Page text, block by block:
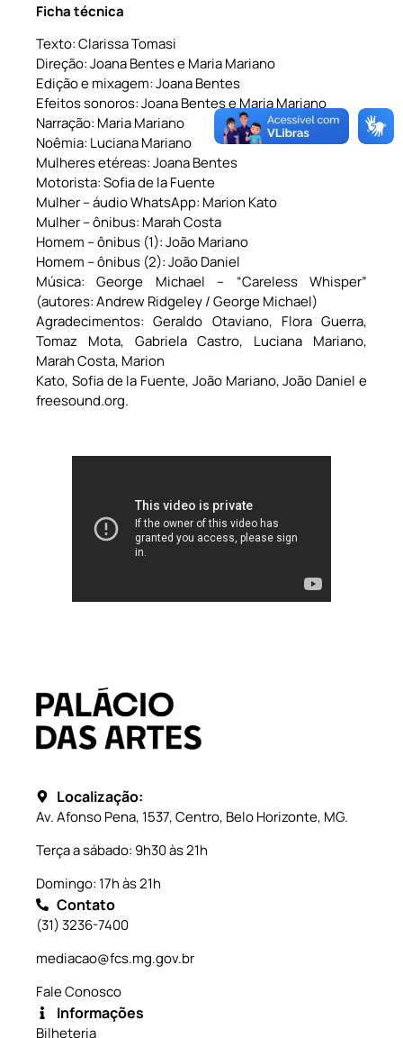
Ficha técnica
Texto: Clarissa Tomasi
Direção: Joana Bentes e Maria Mariano
Edição e mixagem: Joana Bentes
Efeitos sonoros: Joana Bentes e Maria Mariano
Narração: Maria Mariano
Noêmia: Luciana Mariano
Mulheres etéreas: Joana Bentes
Motorista: Sofia de la Fuente
Mulher – áudio WhatsApp: Marion Kato
Mulher – ônibus: Marah Costa
Homem – ônibus (1): João Mariano
Homem – ônibus (2): João Daniel
Música: George Michael – “Careless Whisper”
(autores: Andrew Ridgeley / George Michael)
Agradecimentos: Geraldo Otaviano, Flora Guerra,
Tomaz Mota, Gabriela Castro, Luciana Mariano,
Marah Costa, Marion
Kato, Sofia de la Fuente, João Mariano, João Daniel e
freesound.org.
Localização:
Av. Afonso Pena, 1537, Centro, Belo Horizonte, MG.
Terça a sábado: 9h30 às 21h
Domingo: 17h às 21h
Contato
(31) 3236-7400
mediacao@fcs.mg.gov.br
Fale Conosco
Informações
Bilheteria